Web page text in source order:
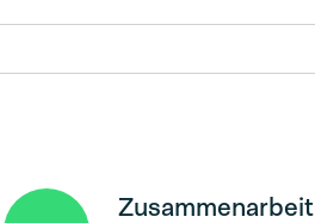
Zusammenarbeit